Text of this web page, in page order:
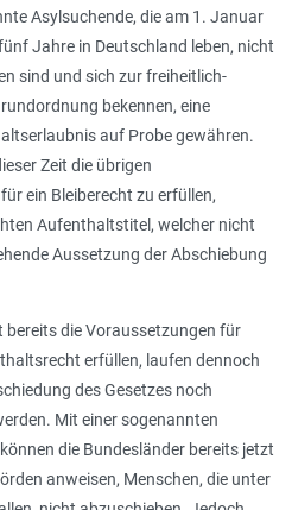
Asylsuchende, die am 1. Januar
Jahre in Deutschland leben, nicht
sind und sich zur freiheitlich-
bekennen, eine
auf Probe gewähren.
Zeit die übrigen
ein Bleiberecht zu erfüllen,
Aufenthaltstitel, welcher nicht
Aussetzung der Abschiebung
bereits die Voraussetzungen für
erfüllen, laufen dennoch
des Gesetzes noch
Mit einer sogenannten
die Bundesländer bereits jetzt
anweisen, Menschen, die unter